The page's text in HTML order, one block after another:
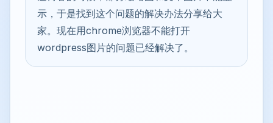
示，于是找到这个问题的解决办法分享给大
家。现在用chrome浏览器不能打开
wordpress图片的问题已经解决了。